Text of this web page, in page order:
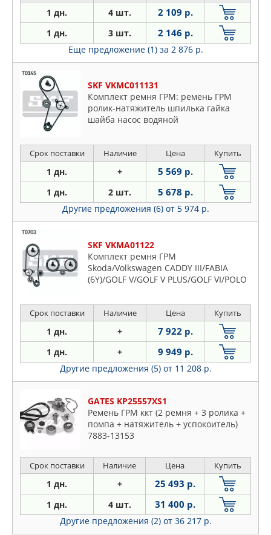
1 дн. 4 шт. 2 109 р.
1 дн. 3 шт. 2 146 р.
Еще предложение (1) за 2 876 р.
SKF VKMC011131
Комплект ремня ГРМ: ремень ГРМ
ролик-натяжитель шпилька гайка
шайба насос водяной
Срок поставки Наличие Цена Купить
1 дн. + 5 569 р.
1 дн. 2 шт. 5 678 р.
Другие предложения (6) от 5 974 р.
SKF VKMA01122
Комплект ремня ГРМ
Skoda/Volkswagen CADDY III/FABIA
(6Y)/GOLF V/GOLF V PLUS/GOLF VI/POLO
Срок поставки Наличие Цена Купить
1 дн. + 7 922 р.
1 дн. + 9 949 р.
Другие предложения (5) от 11 208 р.
GATES KP25557XS1
Ремень ГРМ ккт (2 ремня + 3 ролика +
помпа + натяжитель + успокоитель)
7883-13153
Срок поставки Наличие Цена Купить
1 дн. + 25 493 р.
1 дн. 4 шт. 31 400 р.
Другие предложения (2) от 36 217 р.